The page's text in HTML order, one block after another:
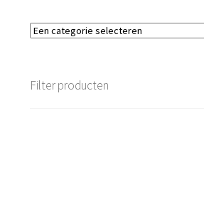
Een
Filter producten